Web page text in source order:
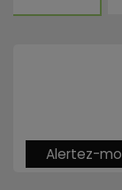
Alertez-